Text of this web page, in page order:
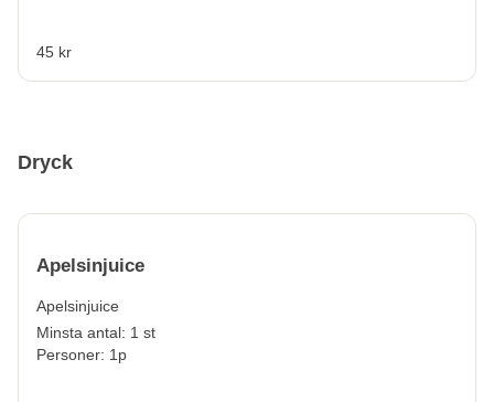
45 kr
Dryck
Apelsinjuice
Apelsinjuice
Minsta antal: 1 st
Personer: 1p